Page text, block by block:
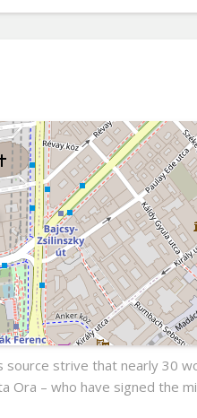
strive that nearly 30
Ora – who have signed the